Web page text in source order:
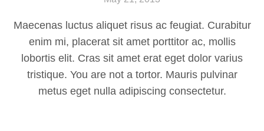
Maecenas luctus aliquet risus ac feugiat. Curabitur
enim mi, placerat sit amet porttitor ac, mollis
lobortis elit. Cras sit amet erat eget dolor varius
tristique. You are not a tortor. Mauris pulvinar
metus eget nulla adipiscing consectetur.